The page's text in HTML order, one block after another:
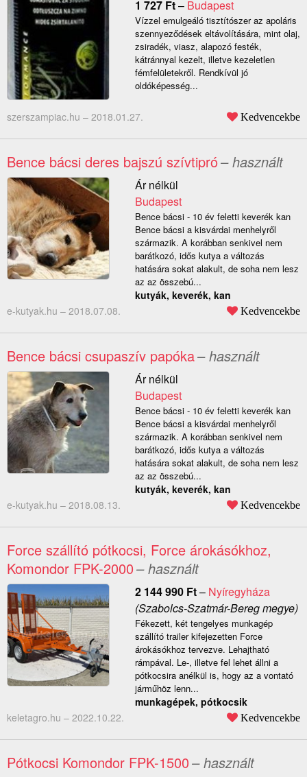
1 727 Ft– Budapest
Vízzel emulgeáló tisztítószer az apoláris
szennyeződések eltávolítására, mint olaj,
zsiradék, viasz, alapozó festék,
kátránnyal kezelt, illetve kezeletlen
fémfelületekről. Rendkívül jó
oldóképesség...
szerszampiac.hu – 2018.01.27. Kedvencekbe
Bence bácsi deres bajszú szívtipró– használt
Ár nélkül
Budapest
Bence bácsi - 10 év feletti keverék kan
Bence bácsi a kisvárdai menhelyről
származik. A korábban senkivel nem
barátkozó, idős kutya a változás
hatására sokat alakult, de soha nem lesz
az az összebú...
kutyák, keverék, kan
e-kutyak.hu – 2018.07.08. Kedvencekbe
Bence bácsi csupaszív papóka– használt
Ár nélkül
Budapest
Bence bácsi - 10 év feletti keverék kan
Bence bácsi a kisvárdai menhelyről
származik. A korábban senkivel nem
barátkozó, idős kutya a változás
hatására sokat alakult, de soha nem lesz
az az összebú...
kutyák, keverék, kan
e-kutyak.hu – 2018.08.13. Kedvencekbe
Force szállító pótkocsi, Force árokásókhoz,
Komondor FPK-2000– használt
2 144 990 Ft– Nyíregyháza
(Szabolcs-Szatmár-Bereg megye)
Fékezett, két tengelyes munkagép
szállító trailer kifejezetten Force
árokásókhoz tervezve. Lehajtható
rámpával. Le-, illetve fel lehet állni a
pótkocsira anélkül is, hogy az a vontató
járműhöz lenn...
munkagépek, pótkocsik
keletagro.hu – 2022.10.22. Kedvencekbe
Pótkocsi Komondor FPK-1500– használt